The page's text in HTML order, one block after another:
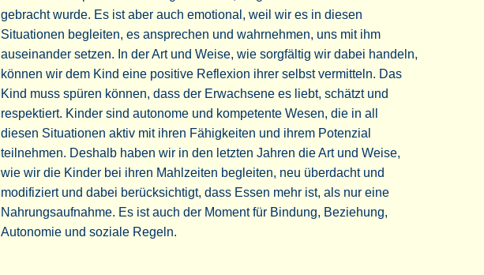
gebracht wurde. Es ist aber auch emotional, weil wir es in diesen
Situationen begleiten, es ansprechen und wahrnehmen, uns mit ihm
auseinander setzen. In der Art und Weise, wie sorgfältig wir dabei handeln,
können wir dem Kind eine positive Reflexion ihrer selbst vermitteln. Das
Kind muss spüren können, dass der Erwachsene es liebt, schätzt und
respektiert. Kinder sind autonome und kompetente Wesen, die in all
diesen Situationen aktiv mit ihren Fähigkeiten und ihrem Potenzial
teilnehmen. Deshalb haben wir in den letzten Jahren die Art und Weise,
wie wir die Kinder bei ihren Mahlzeiten begleiten, neu überdacht und
modifiziert und dabei berücksichtigt, dass Essen mehr ist, als nur eine
Nahrungsaufnahme. Es ist auch der Moment für Bindung, Beziehung,
Autonomie und soziale Regeln.